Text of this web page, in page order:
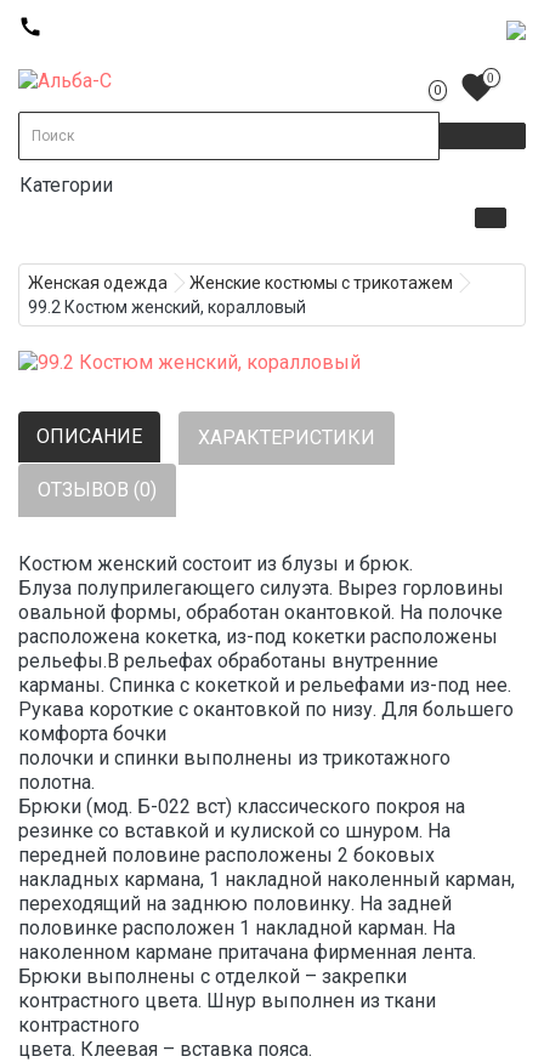
call
0 favorite
0
Категории
Женская одежда
Женские костюмы с трикотажем
99.2 Костюм женский, коралловый
ОПИСАНИЕ ХАРАКТЕРИСТИКИ
ОТЗЫВОВ (0)
Костюм женский состоит из блузы и брюк.
Блуза полуприлегающего силуэта. Вырез горловины
овальной формы, обработан окантовкой. На полочке
расположена кокетка, из-под кокетки расположены
рельефы.В рельефах обработаны внутренние
карманы. Спинка с кокеткой и рельефами из-под нее.
Рукава короткие с окантовкой по низу. Для большего
комфорта бочки
полочки и спинки выполнены из трикотажного
полотна.
Брюки (мод. Б-022 вст) классического покроя на
резинке со вставкой и кулиской со шнуром. На
передней половине расположены 2 боковых
накладных кармана, 1 накладной наколенный карман,
переходящий на заднюю половинку. На задней
половинке расположен 1 накладной карман. На
наколенном кармане притачана фирменная лента.
Брюки выполнены с отделкой – закрепки
контрастного цвета. Шнур выполнен из ткани
контрастного
цвета. Клеевая – вставка пояса.